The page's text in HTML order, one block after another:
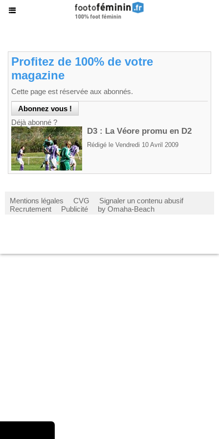
Profitez de 100% de votre
magazine
Cette page est réservée aux abonnés.
Déjà abonné ?
D3 : La Véore promu en D2
Rédigé le Vendredi 10 Avril 2009
Mentions légales CVG
Signaler un contenu abusif
Recrutement
Publicité by Omaha-Beach